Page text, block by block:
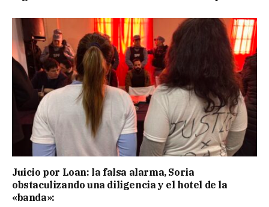
Juicio por Loan: la falsa alarma, Soria
obstaculizando una diligencia y el hotel de la
«banda»: